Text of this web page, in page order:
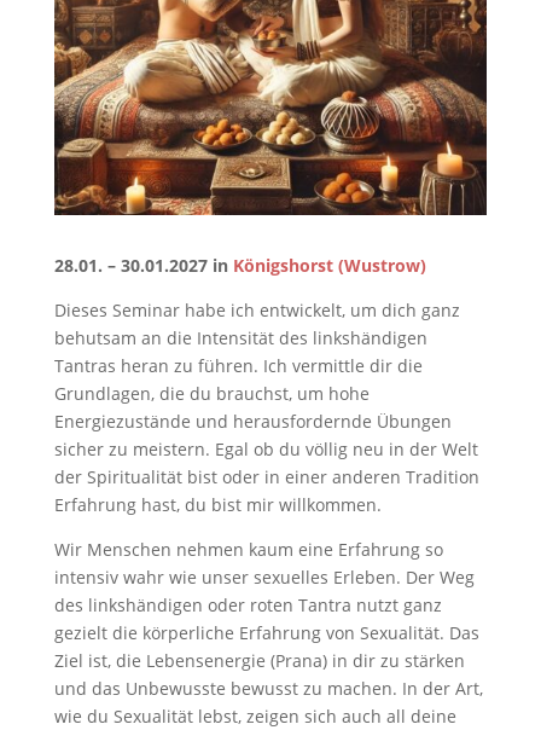
28.01. – 30.01.2027 in Königshorst (Wustrow)
Dieses Seminar habe ich entwickelt, um dich ganz
behutsam an die Intensität des linkshändigen
Tantras heran zu führen. Ich vermittle dir die
Grundlagen, die du brauchst, um hohe
Energiezustände und herausfordernde Übungen
sicher zu meistern. Egal ob du völlig neu in der Welt
der Spiritualität bist oder in einer anderen Tradition
Erfahrung hast, du bist mir willkommen.
Wir Menschen nehmen kaum eine Erfahrung so
intensiv wahr wie unser sexuelles Erleben. Der Weg
des linkshändigen oder roten Tantra nutzt ganz
gezielt die körperliche Erfahrung von Sexualität. Das
Ziel ist, die Lebensenergie (Prana) in dir zu stärken
und das Unbewusste bewusst zu machen. In der Art,
wie du Sexualität lebst, zeigen sich auch all deine